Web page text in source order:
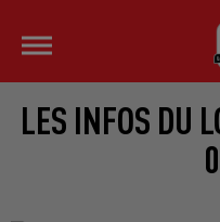
LES INFOS DU